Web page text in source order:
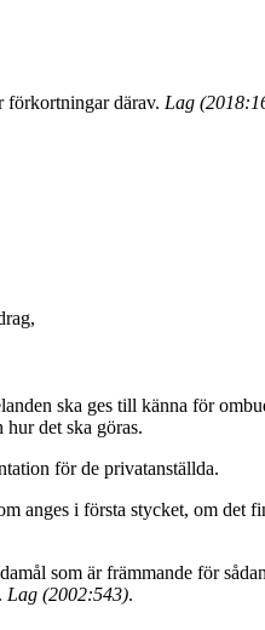
förkortningar därav. Lag
ska ges till känna för
det ska göras.
för de privatanställda.
anges i första stycket, om det
som är främmande för
Lag (2002:543).